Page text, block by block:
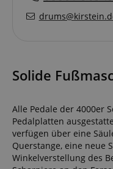
Solide
Alle Pedale der 4000er
Pedalplatten
verfügen über eine
Querstange, eine neue
Winkelverstellung des